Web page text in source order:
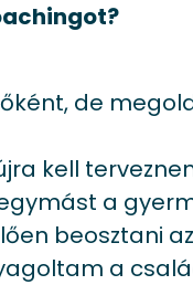
de
kell
a
beosztani
a